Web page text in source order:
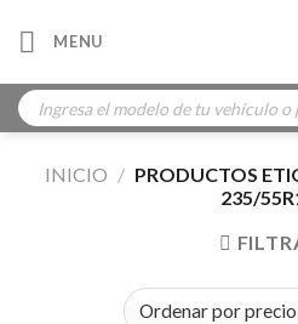
MENU
Búsqueda
de
productos
INICIO / PRODUCTOS
235/